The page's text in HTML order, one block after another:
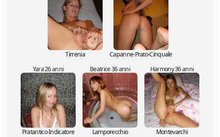
Tirrenia
Capanne-Prato-Cinquale
Yara 26 anni
Pratantico-Indicatore
Beatrice 36 anni
Lamporecchio
Harmony 36 anni
Montevarchi